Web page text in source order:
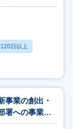
日以上
事業の創出・
署への事業推